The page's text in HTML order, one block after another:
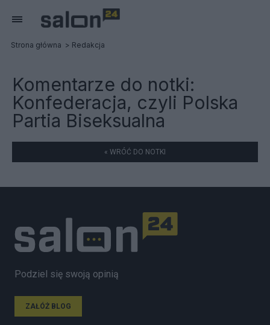
Strona główna Redakcja
Komentarze do notki:
Konfederacja, czyli Polska
Partia Biseksualna
« WRÓĆ DO NOTKI
Podziel się swoją opinią
ZAŁÓŻ BLOG